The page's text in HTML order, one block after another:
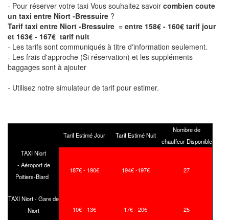
- Pour réserver votre taxi Vous souhaitez savoir combien coute
un taxi entre Niort -Bressuire ?
Tarif taxi entre Niort -Bressuire = entre 158€ - 160€ tarif jour
et 163€ - 167€ tarif nuit
- Les tarifs sont communiqués à titre d'information seulement.
- Les frais d'approche (Si réservation) et les suppléments
baggages sont à ajouter
- Utilisez notre simulateur de tarif pour estimer.
Tarif Estimé Jour Tarif Estimé Nuit
Nombre de
chauffeur Disponible
TAXI Niort
- Aéroport de
Poitiers-Biard
187€ - 190€ 194€ -197€ 27
TAXI Niort - Gare de
Niort
10€ - 13€ 17€ - 20€ 25